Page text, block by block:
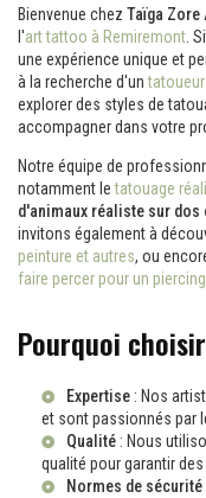
Bienvenue chez Taïga Zore
l'art tattoo à Remiremont .
une expérience unique et
à la recherche d'un
explorer des styles de
accompagner dans votre
Notre équipe de
notamment letatouage
d'animaux réaliste sur
invitons également à
peinture et autres, ou
faire percer pour un
Pourquoi
Expertise : Nos
et sont passionnés par
Qualité : Nous
qualité pour garantir
Normes de sécurité